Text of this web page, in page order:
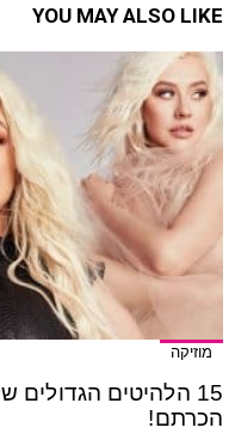
YOU MAY ALSO LIKE
מוזיקה
15 הלהיטים
הכרתם!